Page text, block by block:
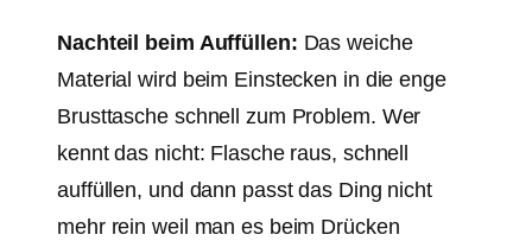
Nachteil beim Auffüllen: Das weiche
Material wird beim Einstecken in die enge
Brusttasche schnell zum Problem. Wer
kennt das nicht: Flasche raus, schnell
auffüllen, und dann passt das Ding nicht
mehr rein weil man es beim Drücken